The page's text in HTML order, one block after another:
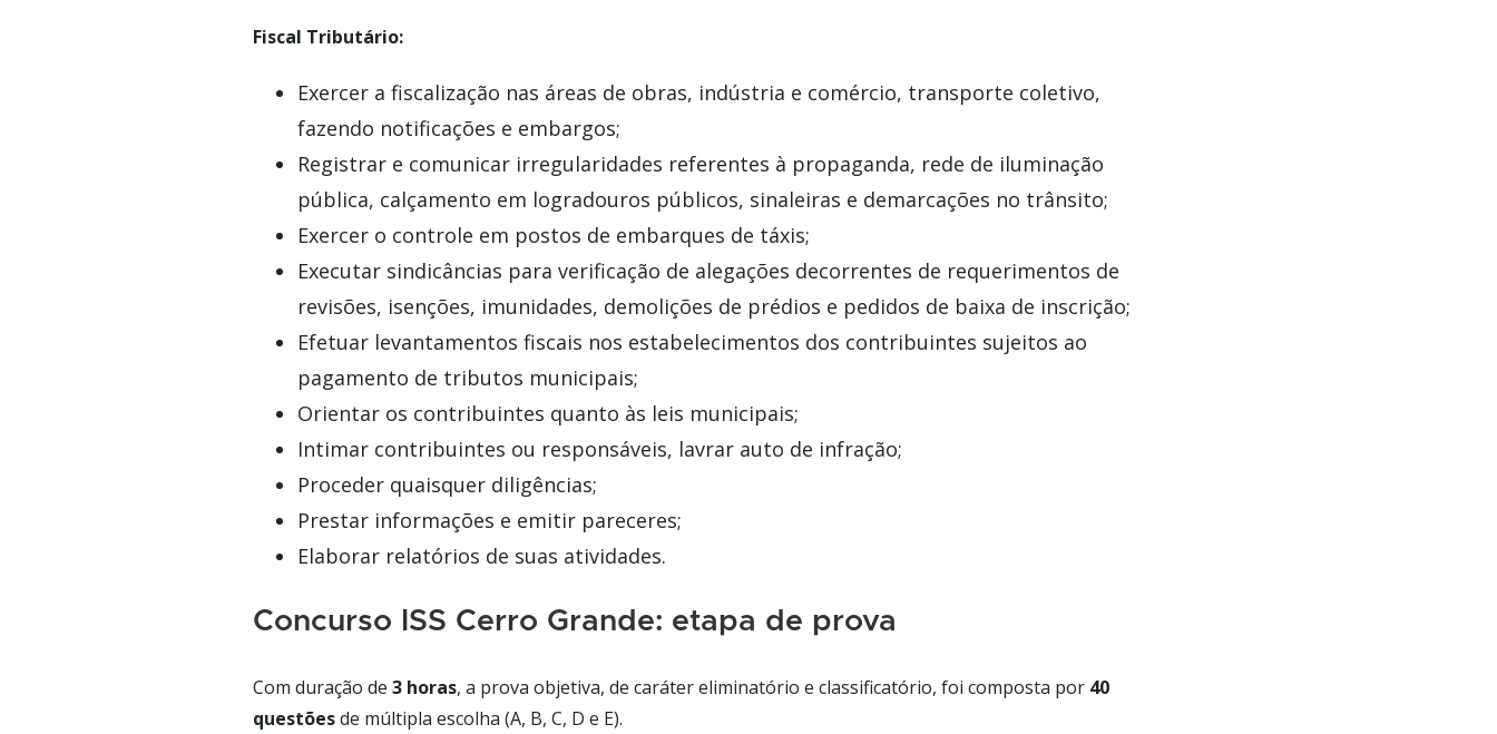
Fiscal Tributário:
Exercer a fiscalização nas áreas de obras, indústria e comércio, transporte coletivo,
fazendo notificações e embargos;
Registrar e comunicar irregularidades referentes à propaganda, rede de iluminação
pública, calçamento em logradouros públicos, sinaleiras e demarcações no trânsito;
Exercer o controle em postos de embarques de táxis;
Executar sindicâncias para verificação de alegações decorrentes de requerimentos de
revisões, isenções, imunidades, demolições de prédios e pedidos de baixa de inscrição;
Efetuar levantamentos fiscais nos estabelecimentos dos contribuintes sujeitos ao
pagamento de tributos municipais;
Orientar os contribuintes quanto às leis municipais;
Intimar contribuintes ou responsáveis, lavrar auto de infração;
Proceder quaisquer diligências;
Prestar informações e emitir pareceres;
Elaborar relatórios de suas atividades.
Concurso ISS Cerro Grande: etapa de prova
Com duração de 3 horas, a prova objetiva, de caráter eliminatório e classificatório, foi composta por 40
questõesde múltipla escolha (A, B, C, D e E).